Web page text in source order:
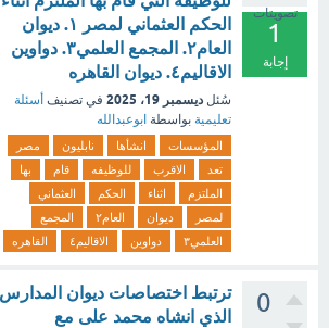
تصويتات
1
إجابة
الحكم العثماني لمصر ١. ديوان
العام٢. المجمع العلمي٣. دواوين
الاقاليم٤. ديوان القاهره
سُئل ديسمبر 19، 2025 في تصنيف أسئلة
تعليمية بواسطة ابوعبدالله
المؤسسات انشأها نابليون
مصر
تعد
الاقرب للوظيفه قام
بها
الملتزم
اثناء الحكم
العثماني
لمصر
ديوان العام٢
المجمع
العلمي٣
دواوين الاقاليم٤ القاهره
0
ترتبط اختصاصات ديوان المدارس
الذي انشاه محمد على مع